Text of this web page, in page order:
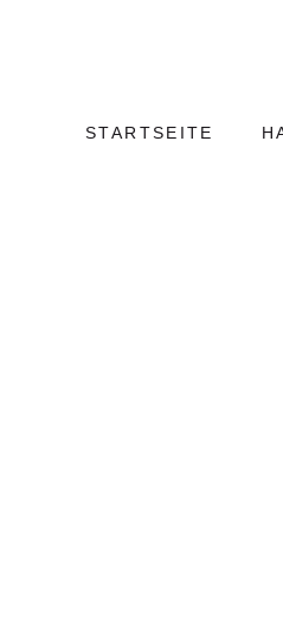
STARTSEITE